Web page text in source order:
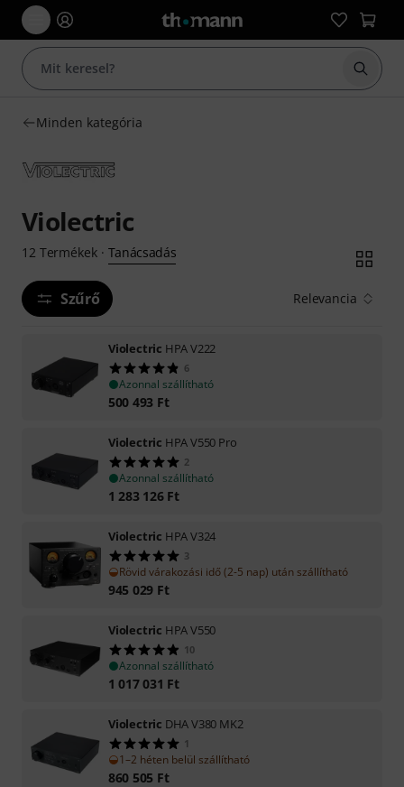
Minden kategória
Violectric
12 Termékek· Tanácsadás
Szűrő Relevancia
Violectric HPA V222
6
Azonnal szállítható
500 493 Ft
Violectric HPA V550 Pro
2
Azonnal szállítható
1 283 126 Ft
Violectric HPA V324
3
Rövid várakozási idő (2-5 nap) után szállítható
945 029 Ft
Violectric HPA V550
10
Azonnal szállítható
1 017 031 Ft
Violectric DHA V380 MK2
1
1–2 héten belül szállítható
860 505 Ft